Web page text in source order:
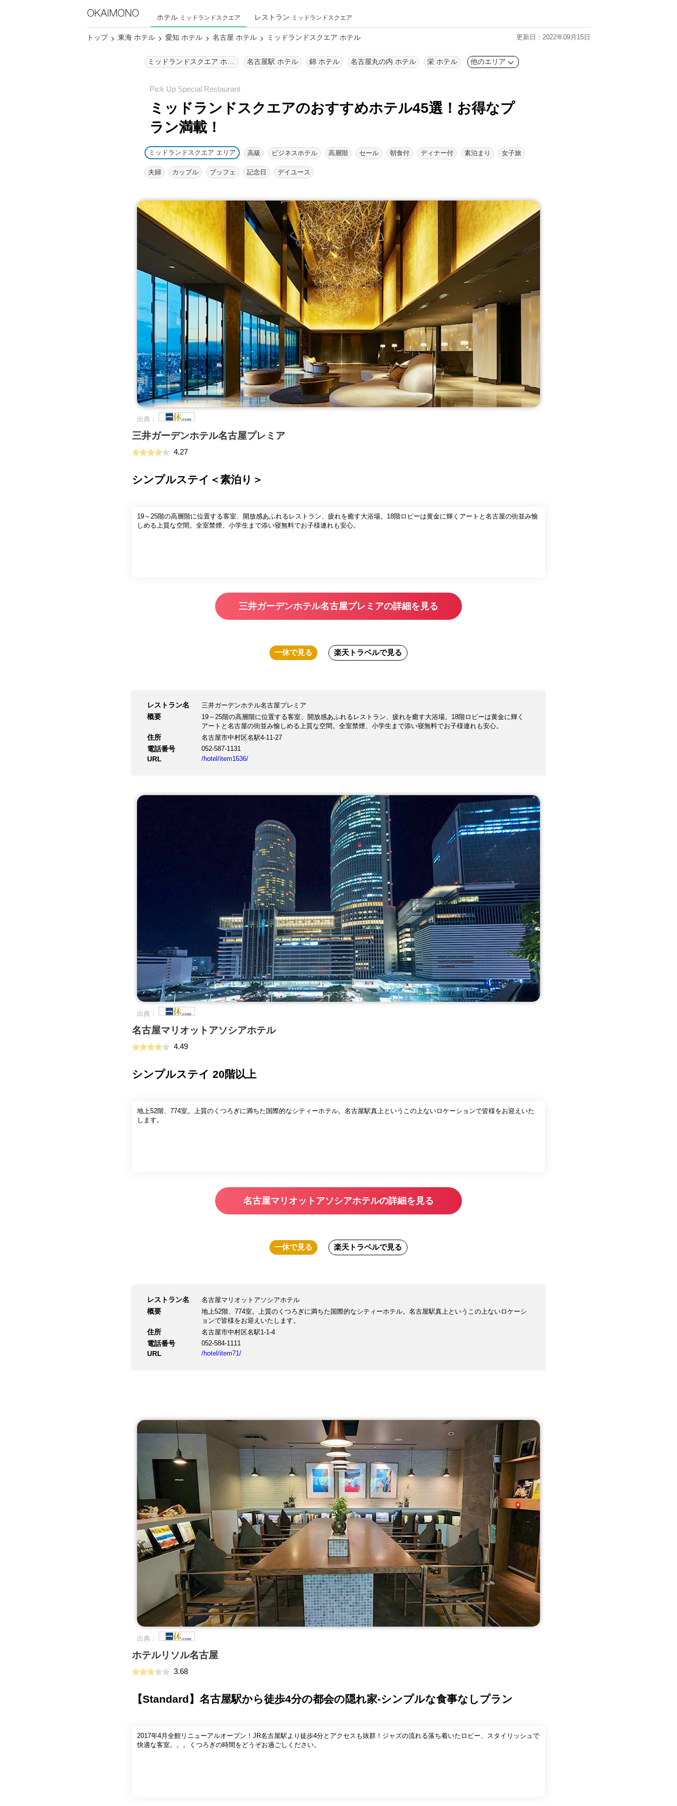
ホテル ミッドランドスクエア レストラン ミッドランドスクエア
トップ 東海 ホテル 愛知 ホテル 名古屋 ホテル ミッドランドスクエア ホテル 更新日：2022年09月15日
名古屋駅 ホテル 錦 ホテル 名古屋丸の内 ホテル 栄 ホテル 他のエリア
ミッドランドスクエアのおすすめホテル45選！ お得なプ
ラン満載！
ミッドランドスクエア エリア 高級 ビジネスホテル 高層階 セール 朝食付 ディナー付 素泊まり 女子旅
夫婦 カップル ブッフェ 記念日 デイユース
出典：
三井ガーデンホテル名古屋プレミア
4.27
シンプルステイ＜素泊り＞
19～25階の高層階に位置する客室、開放感あふれるレストラン、疲れを癒す大浴場。18階ロビーは黄金に輝くアートと名古屋の街並み愉
しめる上質な空間。全室禁煙、小学生まで添い寝無料でお子様連れも安心。
三井ガーデンホテル名古屋プレミアの詳細を見る
一休で見る 楽天トラベルで見る
レストラン名 三井ガーデンホテル名古屋プレミア
概要
19～25階の高層階に位置する客室、開放感あふれるレストラン、疲れを癒す大浴場。18階ロビーは黄金に輝く
アートと名古屋の街並み愉しめる上質な空間。全室禁煙、小学生まで添い寝無料でお子様連れも安心。
住所 名古屋市中村区名駅4-11-27
電話番号 052-587-1131
URL /hotel/item1636/
出典：
名古屋マリオットアソシアホテル
4.49
シンプルステイ 20階以上
地上52階、774室。上質のくつろぎに満ちた国際的なシティーホテル。名古屋駅真上というこの上ないロケーションで皆様をお迎えいた
します。
名古屋マリオットアソシアホテルの詳細を見る
一休で見る 楽天トラベルで見る
レストラン名 名古屋マリオットアソシアホテル
概要
地上52階、774室。上質のくつろぎに満ちた国際的なシティーホテル。名古屋駅真上というこの上ないロケーシ
ョンで皆様をお迎えいたします。
住所 名古屋市中村区名駅1-1-4
電話番号 052-584-1111
URL /hotel/item71/
出典：
ホテルリソル名古屋
3.68
【Standard】名古屋駅から徒歩4分の都会の隠れ家-シンプルな食事なしプラン
2017年4月全館リニューアルオープン！JR名古屋駅より徒歩4分とアクセスも抜群！ジャズの流れる落ち着いたロビー、スタイリッシュで
快適な客室。。。くつろぎの時間をどうぞお過ごしください。